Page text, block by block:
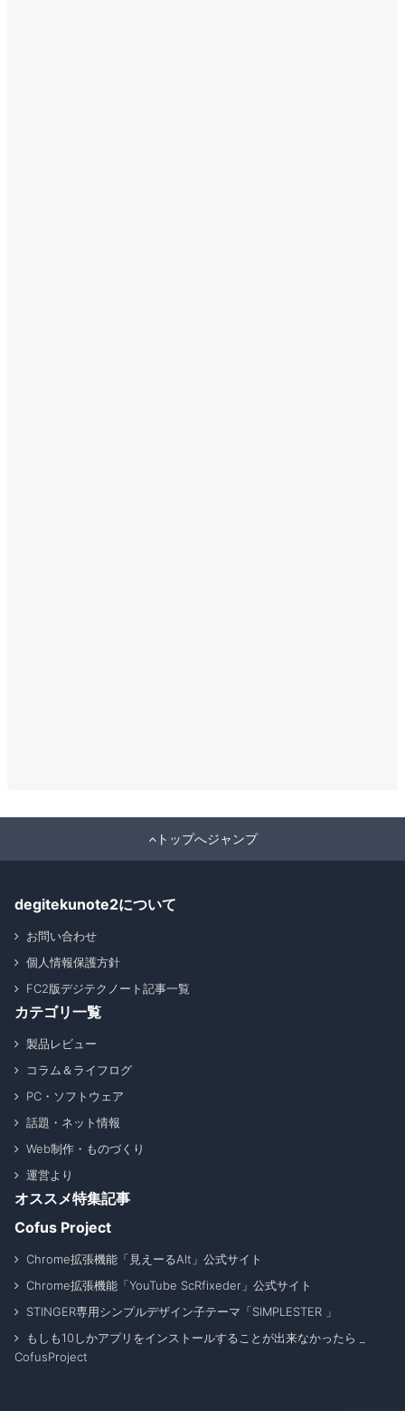
トップへジャンプ
degitekunote2について
お問い合わせ
個人情報保護方針
FC2版デジテクノート記事一覧
カテゴリ一覧
製品レビュー
コラム＆ライフログ
PC・ソフトウェア
話題・ネット情報
Web制作・ものづくり
運営より
オススメ特集記事
Cofus Project
Chrome拡張機能「見えーるAlt」公式サイト
Chrome拡張機能「YouTube ScRfixeder」公式サイト
STINGER専用シンプルデザイン子テーマ「SIMPLESTER 」
もしも10しかアプリをインストールすることが出来なかったら _
CofusProject